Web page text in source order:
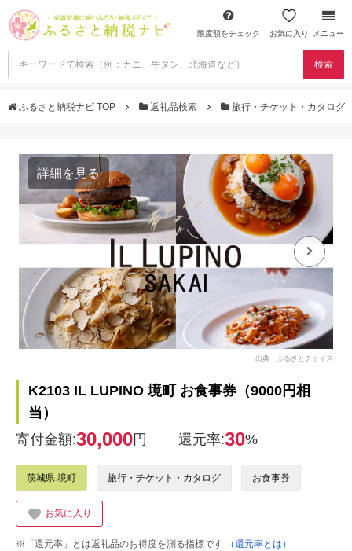
限度額をチェック お気に入り メニュー
検索
ふるさと納税ナビ TOP 返礼品検索 旅行・チケット・カタログ
詳細を見る
出典：ふるさとチョイス
K2103 IL LUPINO 境町 お食事券（9000円相
当）
寄付金額:30,000円 還元率:30%
茨城県 境町 旅行・チケット・カタログ お食事券
お気に入り
※「還元率」とは返礼品のお得度を測る指標です
（還元率とは）